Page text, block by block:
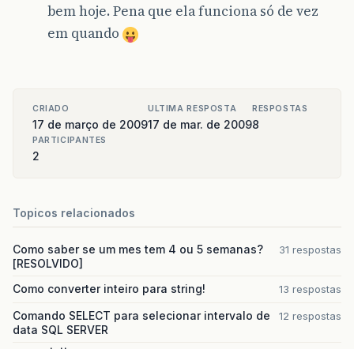
bem hoje. Pena que ela funciona só de vez
em quando
CRIADO
17 de março de 2009
ULTIMA RESPOSTA
17 de mar. de 2009
RESPOSTAS
8
PARTICIPANTES
2
Topicos relacionados
Como saber se um mes tem 4 ou 5 semanas?
[RESOLVIDO]
31 respostas
Como converter inteiro para string! 13 respostas
Comando SELECT para selecionar intervalo de
data SQL SERVER
12 respostas